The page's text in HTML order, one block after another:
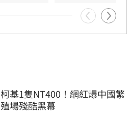
柯基1隻NT400！網紅爆中國繁
殖場殘酷黑幕